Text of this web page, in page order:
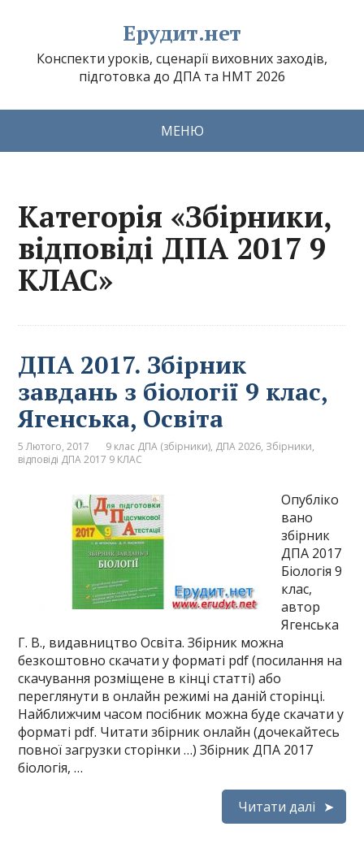
Ерудит.нет
Конспекти уроків, сценарії виховних заходів,
підготовка до ДПА та НМТ 2026
МЕНЮ
Категорія «Збірники,
відповіді ДПА 2017 9
КЛАС»
ДПА 2017. Збірник
завдань з біології 9 клас,
Ягенська, Освіта
5 Лютого, 2017 9 клас ДПА (збірники), ДПА 2026, Збірники,
відповіді ДПА 2017 9 КЛАС
Опубліко
вано
збірник
ДПА 2017
Біологія 9
клас,
автор
Ягенська
Г. В., видавництво Освіта. Збірник можна
безкоштовно скачати у форматі pdf (посилання на
скачування розміщене в кінці статті) або
переглянути в онлайн режимі на даній сторінці.
Найближчим часом посібник можна буде скачати у
форматі pdf. Читати збірник онлайн (дочекайтесь
повної загрузки сторінки …) Збірник ДПА 2017
біологія, …
Читати далі